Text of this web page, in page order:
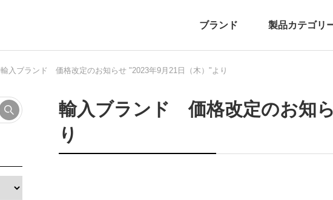
ブランド 製品カテゴリ
自転車 自転車パーツ
ニュース プレスリリース
輸入ブランド 価格改定のお知らせ "2023年9月21日（木）"より
輸入ブランド 価格改定のお知
り